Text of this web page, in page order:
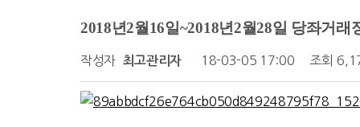
2018년2월16일~2018년2월28일 당좌거래
작성자 최고관리자 18-03-05 17:00 조회